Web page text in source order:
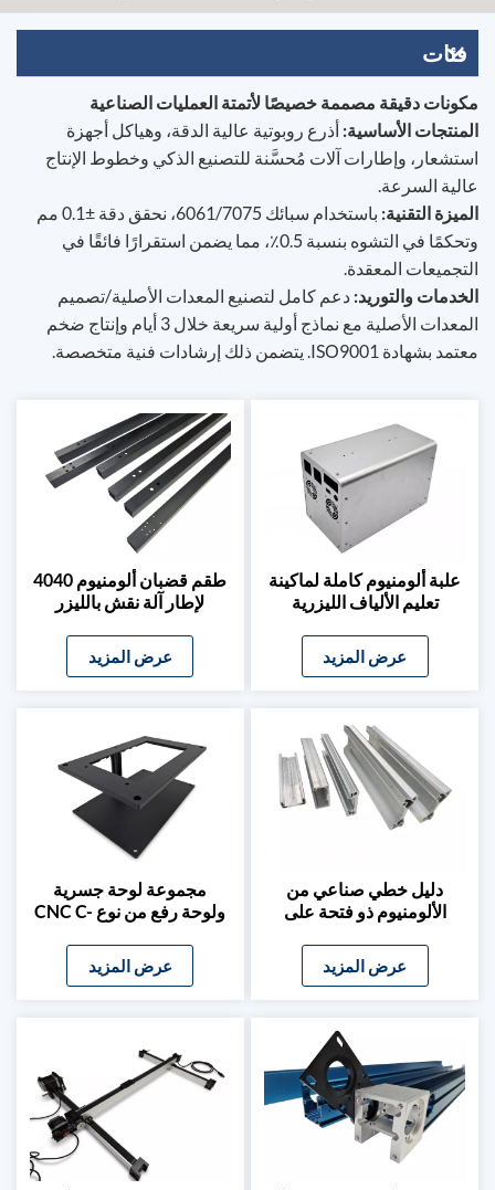
فئات
مكونات دقيقة مصممة خصيصًا لأتمتة العمليات الصناعية
المنتجات الأساسية: أذرع روبوتية عالية الدقة، وهياكل أجهزة
استشعار، وإطارات آلات مُحسَّنة للتصنيع الذكي وخطوط الإنتاج
عالية السرعة.
الميزة التقنية:
باستخدام سبائك 6061/7075، نحقق دقة ±0.1 مم
وتحكمًا في التشوه بنسبة 0.5٪، مما يضمن استقرارًا فائقًا في
التجميعات المعقدة.
الخدمات والتوريد: دعم كامل لتصنيع المعدات الأصلية/تصميم
المعدات الأصلية مع نماذج أولية سريعة خلال 3 أيام وإنتاج ضخم
معتمد بشهادة ISO9001. يتضمن ذلك إرشادات فنية متخصصة.
طقم قضبان ألومنيوم 4040
لإطار آلة نقش بالليزر
عرض المزيد
علبة ألومنيوم كاملة لماكينة
تعليم الألياف الليزرية
عرض المزيد
مجموعة لوحة جسرية
ولوحة رفع من نوع CNC C-
الأبعاد
عرض المزيد
دليل خطي صناعي من
الألومنيوم ذو فتحة على
للطابعة ثلاثية الأبعاد
عرض المزيد